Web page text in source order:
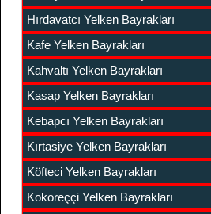
Hırdavatcı Yelken Bayrakları
Kafe Yelken Bayrakları
Kahvaltı Yelken Bayrakları
Kasap Yelken Bayrakları
Kebapcı Yelken Bayrakları
Kırtasiye Yelken Bayrakları
Köfteci Yelken Bayrakları
Kokoreççi Yelken Bayrakları